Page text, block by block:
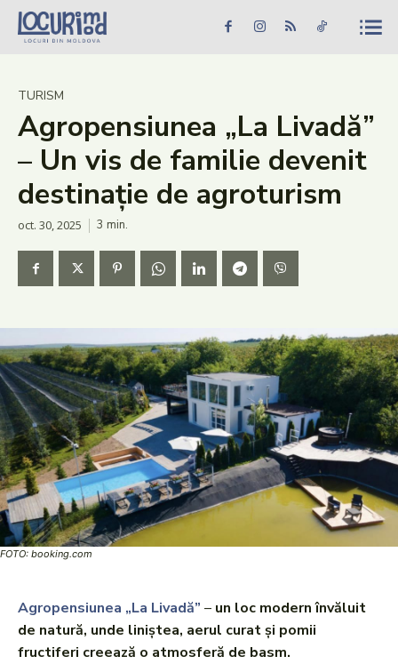
Caută în site... Căutare
Știri
Evenimente
Dezvoltare rurală
Vinării
Patrimoniu
Produs Acasă
TURISM
Agropensiunea „La Livadă”
– Un vis de familie devenit
destinație de agroturism
oct. 30, 2025 3 min.
FOTO: booking.com
Agropensiunea „La Livadă” – un loc modern învăluit
de natură, unde liniștea, aerul curat și pomii
fructiferi creează o atmosferă de basm.